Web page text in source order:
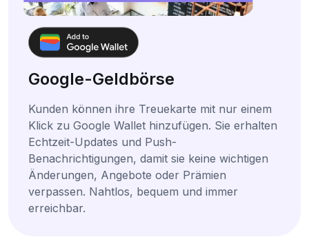
Google-Geldbörse
Kunden können ihre Treuekarte mit nur einem
Klick zu Google Wallet hinzufügen. Sie erhalten
Echtzeit-Updates und Push-
Benachrichtigungen, damit sie keine wichtigen
Änderungen, Angebote oder Prämien
verpassen. Nahtlos, bequem und immer
erreichbar.